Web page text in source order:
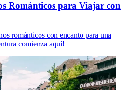
Románticos para Viajar con
románticos con encanto para una
comienza aquí!